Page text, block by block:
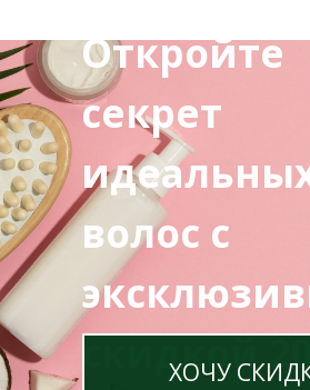
Откройте
секрет
волос с
скидкой
ХОЧУ